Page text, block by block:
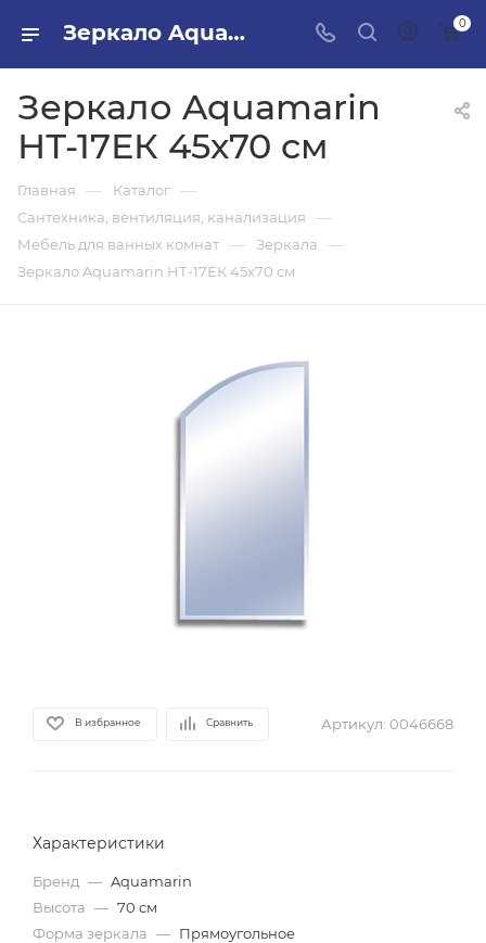
Зеркало Aquamarin НТ-17ЕК 45х70 см в ПИЛОН — купить стройматериалы в интернет-магазине ПИЛОН с доставкой оптом и в розницу 0
Зеркало Aquamarin
НТ-17ЕК 45х70 см
Главная — Каталог —
Сантехника, вентиляция, канализация —
Мебель для ванных комнат — Зеркала —
Зеркало Aquamarin НТ-17ЕК 45х70 см
В избранное Сравнить Артикул: 0046668
Характеристики
Бренд — Aquamarin
Высота — 70 см
Форма зеркала — Прямоугольное